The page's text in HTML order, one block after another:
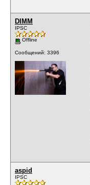
DIMM
IPSC
Offline
Сообщений: 3396
aspid
IPSC